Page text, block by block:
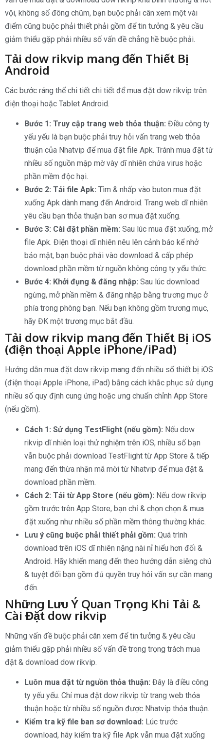
vội, không số đông chũm, bạn buộc phải cân xem một vài
điểm cũng buộc phải thiết phải gồm để tin tưởng & yêu cầu
giảm thiểu gặp phải nhiều số vấn đề chẳng hề buộc phải.
Tải dow rikvip mang đến Thiết Bị
Android
Các bước ráng thể chi tiết chi tiết để mua đặt dow rikvip trên
điện thoại hoặc Tablet Android.
Bước 1: Truy cập trang web thỏa thuận: Điều công ty
yếu yếu là bạn buộc phải truy hỏi vấn trang web thỏa
thuận của Nhatvip để mua đặt file Apk. Tránh mua đặt từ
nhiều số nguồn mập mờ vày dĩ nhiên chứa virus hoặc
phần mềm độc hại.
Bước 2: Tải file Apk: Tìm & nhấp vào buton mua đặt
xuống Apk dành mang đến Android. Trang web dĩ nhiên
yêu cầu bạn thỏa thuận ban sơ mua đặt xuống.
Bước 3: Cài đặt phần mềm: Sau lúc mua đặt xuống, mở
file Apk. Điện thoại dĩ nhiên nêu lên cảnh báo kể nhở
bảo mật, bạn buộc phải vào download & cấp phép
download phần mềm từ nguồn không công ty yếu thức.
Bước 4: Khởi đụng & đăng nhập: Sau lúc download
ngừng, mở phần mềm & đăng nhập bằng trương mục ở
phía trong phòng bạn. Nếu bạn không gồm trương mục,
hãy ĐK một trương mục bắt đầu.
Tải dow rikvip mang đến Thiết Bị iOS
(điện thoại Apple iPhone/iPad)
Hướng dẫn mua đặt dow rikvip mang đến nhiều số thiết bị iOS
(điện thoại Apple iPhone, iPad) bằng cách khắc phục sử dụng
nhiều số quy định cung ứng hoặc ưng chuẩn chỉnh App Store
(nếu gồm).
Cách 1: Sử dụng TestFlight (nếu gồm): Nếu dow
rikvip dĩ nhiên loại thử nghiệm trên iOS, nhiều số bạn
vẫn buộc phải download TestFlight từ App Store & tiếp
mang đến thừa nhận mã mời từ Nhatvip để mua đặt &
download phần mềm.
Cách 2: Tải từ App Store (nếu gồm): Nếu dow rikvip
gồm trước trên App Store, bạn chỉ & chọn chọn & mua
đặt xuống như nhiều số phần mềm thông thường khác.
Lưu ý cũng buộc phải thiết phải gồm: Quá trình
download trên iOS dĩ nhiên nặng nài nỉ hiểu hơn đối &
Android. Hãy khiến mang đến theo hướng dẫn siêng chú
& tuyệt đối bạn gồm đủ quyền truy hỏi vấn sự cần mang
đến.
Những Lưu Ý Quan Trọng Khi Tải &
Cài Đặt dow rikvip
Những vấn đề buộc phải cân xem để tin tưởng & yêu cầu
giảm thiểu gặp phải nhiều số vấn đề trong trọng trách mua
đặt & download dow rikvip.
Luôn mua đặt từ nguồn thỏa thuận: Đây là điều công
ty yếu yếu. Chỉ mua đặt dow rikvip từ trang web thỏa
thuận hoặc từ nhiều số nguồn được Nhatvip thỏa thuận.
Kiểm tra kỹ file ban sơ download: Lúc trước
download, hãy kiểm tra kỹ file Apk vẫn mua đặt xuống